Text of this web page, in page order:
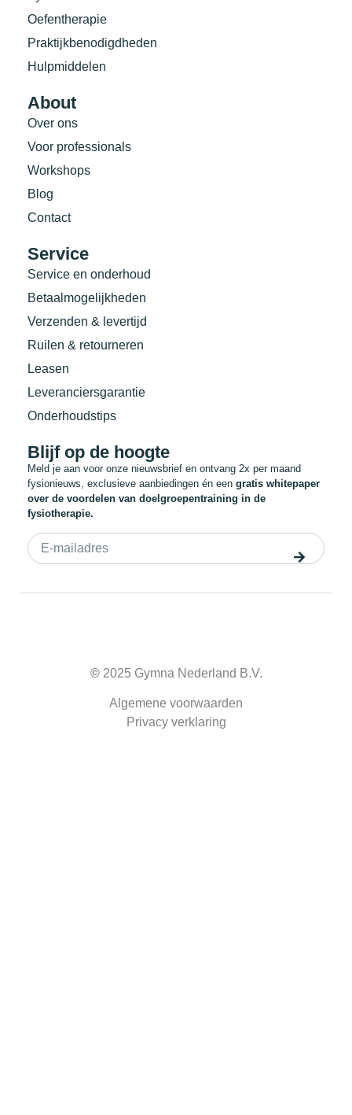
Oefentherapie
Praktijkbenodigdheden
Hulpmiddelen
About
Over ons
Voor professionals
Workshops
Blog
Contact
Service
Service en onderhoud
Betaalmogelijkheden
Verzenden & levertijd
Ruilen & retourneren
Leasen
Leveranciersgarantie
Onderhoudstips
Blijf op de hoogte
Meld je aan voor onze nieuwsbrief en ontvang 2x per maand
fysionieuws, exclusieve aanbiedingen én een gratis whitepaper
over de voordelen van doelgroepentraining in de
fysiotherapie.
© 2025 Gymna Nederland B.V.
Algemene voorwaarden
Privacy verklaring